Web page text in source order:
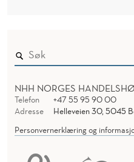
NHH NORGES
Telefon
+47 55 95 90 00
Adresse
Helleveien 30, 5045
Personvernerklæring og